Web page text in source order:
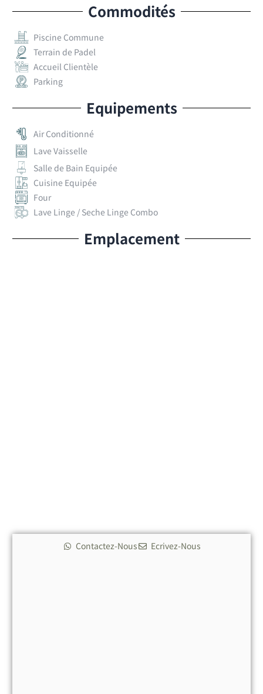
Commodités
Piscine Commune
Terrain de Padel
Accueil Clientèle
Parking
Equipements
Air Conditionné
Lave Vaisselle
Salle de Bain Equipée
Cuisine Equipée
Four
Lave Linge / Seche Linge Combo
Emplacement
Contactez-Nous Ecrivez-Nous